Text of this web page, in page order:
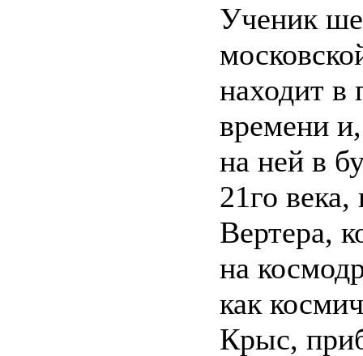
Ученик
находит в
времени
на ней в
21го века,
Вертера,
на
как
Крыс,